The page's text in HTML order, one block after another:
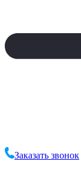
Заказать звонок